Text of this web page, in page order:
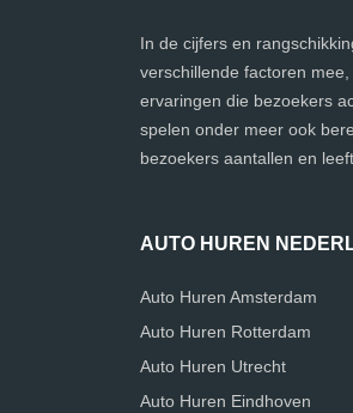
In de cijfers en
verschillende factoren
ervaringen die bezoekers
spelen onder meer ook
bezoekers aantallen en
AUTO HUREN
Auto Huren Amsterdam
Auto Huren Rotterdam
Auto Huren Utrecht
Auto Huren Eindhoven